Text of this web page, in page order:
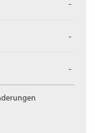
-
-
-